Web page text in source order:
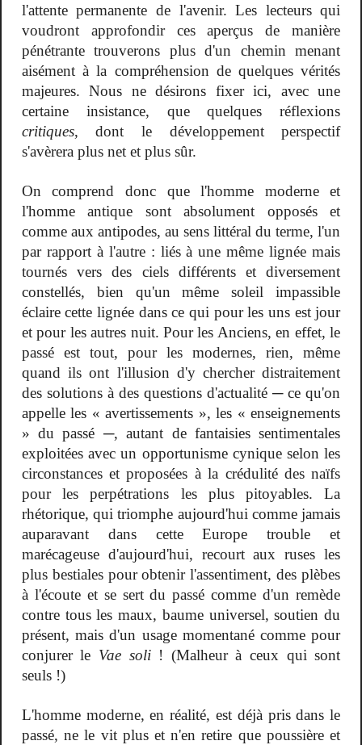
l'attente permanente de l'avenir. Les lecteurs qui
voudront approfondir ces aperçus de manière
pénétrante trouverons plus d'un chemin menant
aisément à la compréhension de quelques vérités
majeures. Nous ne désirons fixer ici, avec une
certaine insistance, que quelques réflexions
critiques, dont le développement perspectif
s'avèrera plus net et plus sûr.
On comprend donc que l'homme moderne et
l'homme antique sont absolument opposés et
comme aux antipodes, au sens littéral du terme, l'un
par rapport à l'autre : liés à une même lignée mais
tournés vers des ciels différents et diversement
constellés, bien qu'un même soleil impassible
éclaire cette lignée dans ce qui pour les uns est jour
et pour les autres nuit. Pour les Anciens, en effet, le
passé est tout, pour les modernes, rien, même
quand ils ont l'illusion d'y chercher distraitement
des solutions à des questions d'actualité ─ ce qu'on
appelle les « avertissements », les « enseignements
» du passé ─, autant de fantaisies sentimentales
exploitées avec un opportunisme cynique selon les
circonstances et proposées à la crédulité des naïfs
pour les perpétrations les plus pitoyables. La
rhétorique, qui triomphe aujourd'hui comme jamais
auparavant dans cette Europe trouble et
marécageuse d'aujourd'hui, recourt aux ruses les
plus bestiales pour obtenir l'assentiment, des plèbes
à l'écoute et se sert du passé comme d'un remède
contre tous les maux, baume universel, soutien du
présent, mais d'un usage momentané comme pour
conjurer le Vae soli! (Malheur à ceux qui sont
seuls !)
L'homme moderne, en réalité, est déjà pris dans le
passé, ne le vit plus et n'en retire que poussière et